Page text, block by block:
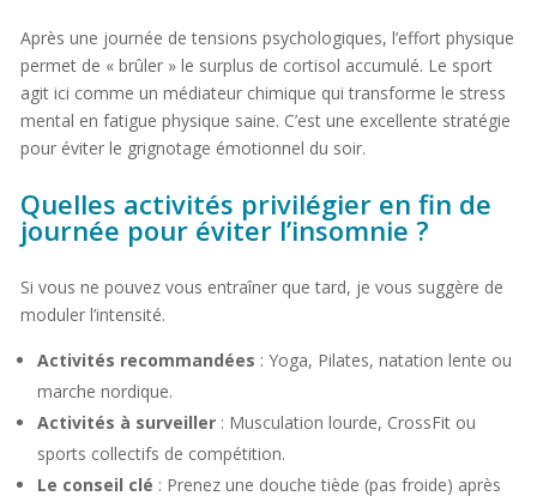
Après une journée de tensions psychologiques, l’effort physique
permet de « brûler » le surplus de cortisol accumulé. Le sport
agit ici comme un médiateur chimique qui transforme le stress
mental en fatigue physique saine. C’est une excellente stratégie
pour éviter le grignotage émotionnel du soir.
Quelles activités privilégier en fin de
journée pour éviter l’insomnie ?
Si vous ne pouvez vous entraîner que tard, je vous suggère de
moduler l’intensité.
Activités recommandées : Yoga, Pilates, natation lente ou
marche nordique.
Activités à surveiller: Musculation lourde, CrossFit ou
sports collectifs de compétition.
Le conseil clé : Prenez une douche tiède (pas froide) après